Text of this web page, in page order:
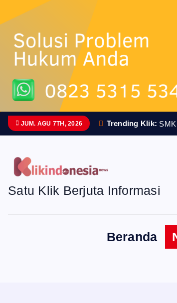
JUM. AGU 7TH, 2026 Trending Klik:
Satu Klik Berjuta Informasi
Beranda